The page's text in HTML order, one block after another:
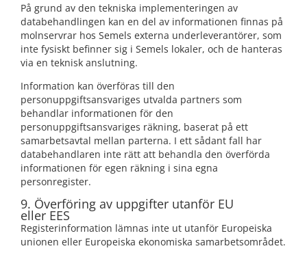
På grund av den tekniska implementeringen av
databehandlingen kan en del av informationen finnas på
molnservrar hos Semels externa underleverantörer, som
inte fysiskt befinner sig i Semels lokaler, och de hanteras
via en teknisk anslutning.
Information kan överföras till den
personuppgiftsansvariges utvalda partners som
behandlar informationen för den
personuppgiftsansvariges räkning, baserat på ett
samarbetsavtal mellan parterna. I ett sådant fall har
databehandlaren inte rätt att behandla den överförda
informationen för egen räkning i sina egna
personregister.
9. Överföring av uppgifter utanför EU
eller EES
Registerinformation lämnas inte ut utanför Europeiska
unionen eller Europeiska ekonomiska samarbetsområdet.